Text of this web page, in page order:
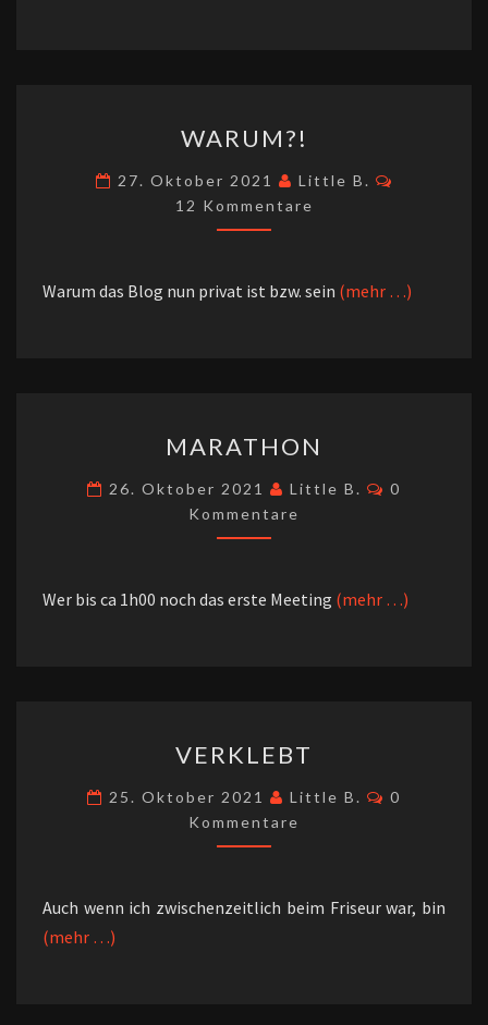
WARUM?!
27. Oktober 2021 Little B.
12 Kommentare
Warum das Blog nun privat ist bzw. sein (mehr …)
MARATHON
26. Oktober 2021 Little B.
0
Kommentare
Wer bis ca 1h00 noch das erste Meeting (mehr …)
VERKLEBT
25. Oktober 2021 Little B.
0
Kommentare
Auch wenn ich zwischenzeitlich beim Friseur war, bin
(mehr …)